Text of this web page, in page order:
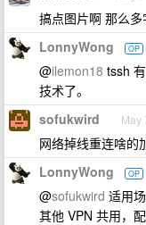
搞点图片啊 那么
LonnyWong OP
@ilemon18 tssh
技术了。
sofukwird May
网络掉线重连啥的
LonnyWong OP
@sofukwird 适用
其他 VPN 共用，